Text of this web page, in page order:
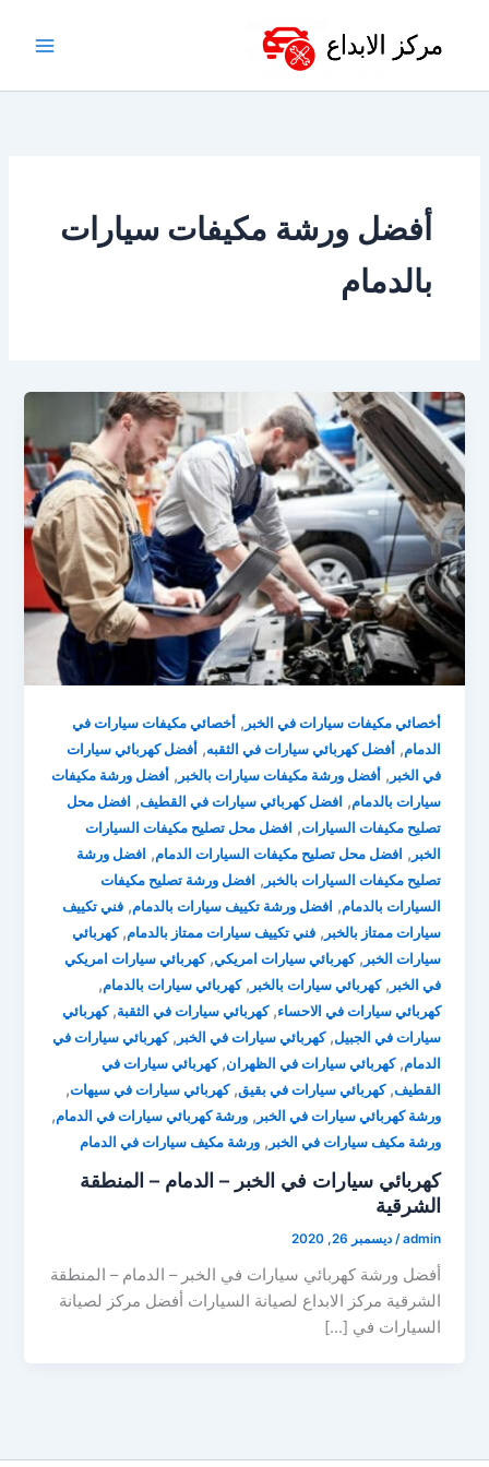
أفضل ورشة مكيفات سيارات
بالدمام
أخصائي مكيفات سيارات في الخبر ,أخصائي مكيفات سيارات في
الدمام,أفضل كهربائي سيارات في الثقبه,أفضل كهربائي سيارات
في الخبر ,أفضل ورشة مكيفات سيارات بالخبر ,أفضل ورشة مكيفات
سيارات بالدمام, افضل كهربائي سيارات في القطيف, افضل محل
تصليح مكيفات السيارات, افضل محل تصليح مكيفات السيارات
الخبر , افضل محل تصليح مكيفات السيارات الدمام, افضل ورشة
تصليح مكيفات السيارات بالخبر , افضل ورشة تصليح مكيفات
السيارات بالدمام, افضل ورشة تكييف سيارات بالدمام,فني تكييف
سيارات ممتاز بالخبر ,فني تكييف سيارات ممتاز بالدمام,كهربائي
سيارات الخبر ,كهربائي سيارات امريكي,كهربائي سيارات امريكي
في الخبر ,كهربائي سيارات بالخبر ,كهربائي سيارات بالدمام,
كهربائي سيارات في الاحساء,كهربائي سيارات في الثقبة,كهربائي
سيارات في الجبيل,كهربائي سيارات في الخبر ,كهربائي سيارات في
الدمام,كهربائي سيارات في الظهران,كهربائي سيارات في
القطيف,كهربائي سيارات في بقيق,كهربائي سيارات في سيهات,
ورشة كهربائي سيارات في الخبر ,ورشة كهربائي سيارات في الدمام,
ورشة مكيف سيارات في الخبر ,ورشة مكيف سيارات في الدمام
كهربائي سيارات في الخبر – الدمام – المنطقة
الشرقية
admin
/ديسمبر 26, 2020
أفضل ورشة كهربائي سيارات في الخبر – الدمام – المنطقة
الشرقية مركز الابداع لصيانة السيارات أفضل مركز لصيانة
السيارات في […]